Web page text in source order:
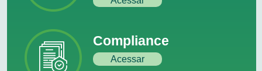
Compliance
Acessar